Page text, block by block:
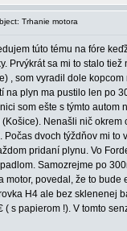
Trhanie motora
túto tému na fóre
Prvýkrát sa mi to stalo
, som vyradil dole
plyn ma pustilo len po
som ešte s týmto autom
Nenašli nič
Počas dvoch týždňov mi
pridaní plynu. Vo
Samozrejme po
povedal, že to
H4 ale bez sklenenej
s papierom !). V tomto